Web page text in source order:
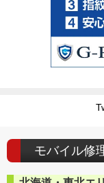
モバイル修